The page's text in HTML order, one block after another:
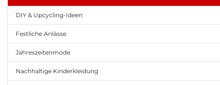
DIY & Upcycling-Ideen
Festliche Anlässe
Jahreszeitenmode
Nachhaltige Kinderkleidung